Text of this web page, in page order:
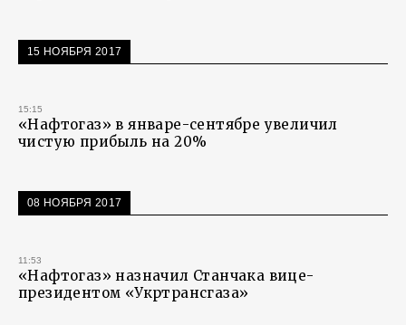
15 НОЯБРЯ 2017
15:15
«Нафтогаз» в январе-сентябре увеличил
чистую прибыль на 20%
08 НОЯБРЯ 2017
11:53
«Нафтогаз» назначил Станчака вице-
президентом «Укртрансгаза»